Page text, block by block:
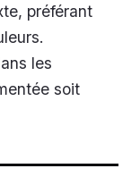
préférant
les
soit